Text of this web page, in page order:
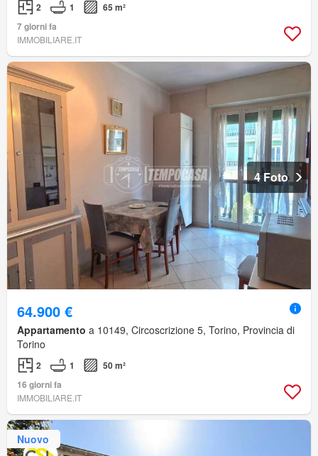
2 1
65 m²
7 giorni fa
IMMOBILIARE.IT
4 Foto
64.900 €
Appartamento a 10149, Circoscrizione 5, Torino, Provincia di
Torino
2 1
50 m²
16 giorni fa
IMMOBILIARE.IT
Nuovo